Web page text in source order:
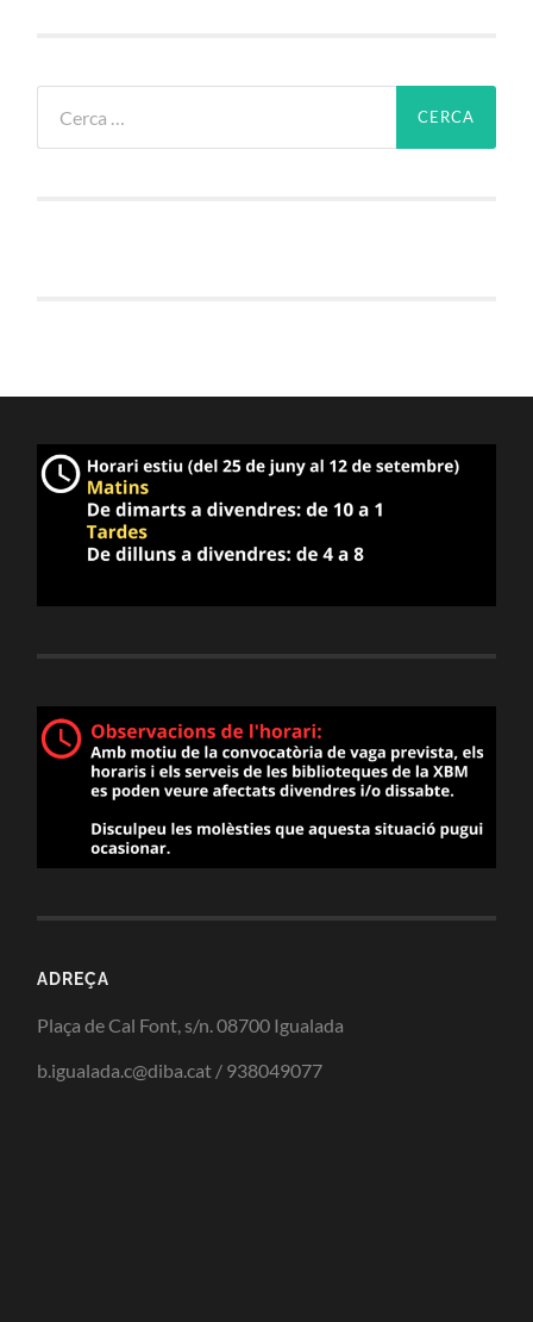
ADREÇA
Plaça de Cal Font, s/n. 08700 Igualada
b.igualada.c@diba.cat / 938049077